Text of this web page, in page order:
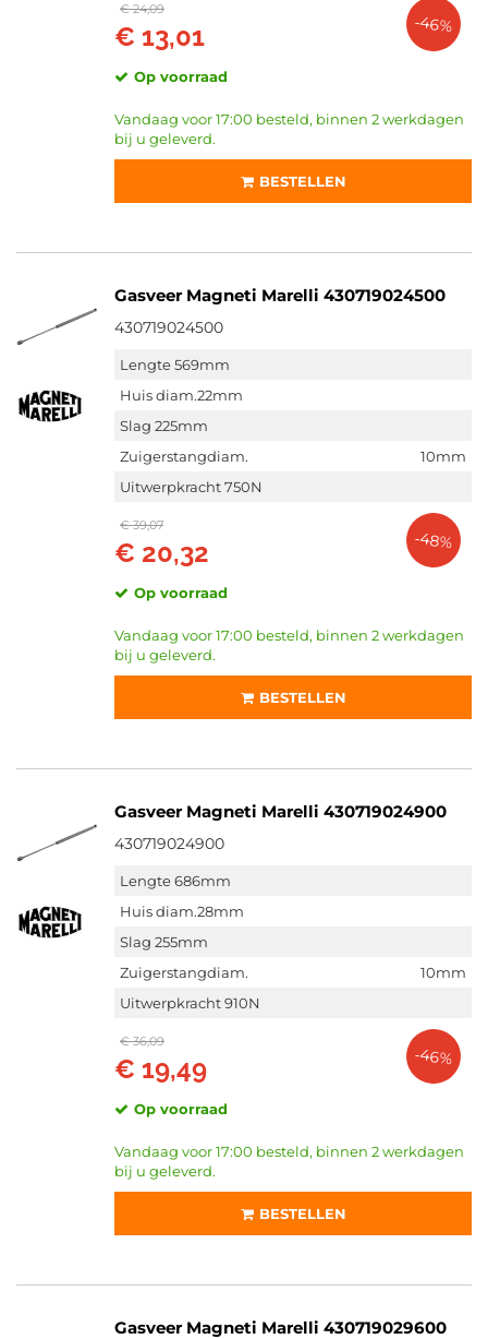
€ 24,09
€ 13,01 -46%
Op voorraad
Vandaag voor 17:00 besteld, binnen 2 werkdagen
bij u geleverd.
BESTELLEN
Gasveer Magneti Marelli 430719024500
430719024500
Lengte 569mm
Huis diam.22mm
Slag 225mm
Zuigerstangdiam.
10mm
Uitwerpkracht 750N
€ 39,07
€ 20,32 -48%
Op voorraad
Vandaag voor 17:00 besteld, binnen 2 werkdagen
bij u geleverd.
BESTELLEN
Gasveer Magneti Marelli 430719024900
430719024900
Lengte 686mm
Huis diam.28mm
Slag 255mm
Zuigerstangdiam.
10mm
Uitwerpkracht 910N
€ 36,09
€ 19,49 -46%
Op voorraad
Vandaag voor 17:00 besteld, binnen 2 werkdagen
bij u geleverd.
BESTELLEN
Gasveer Magneti Marelli 430719029600